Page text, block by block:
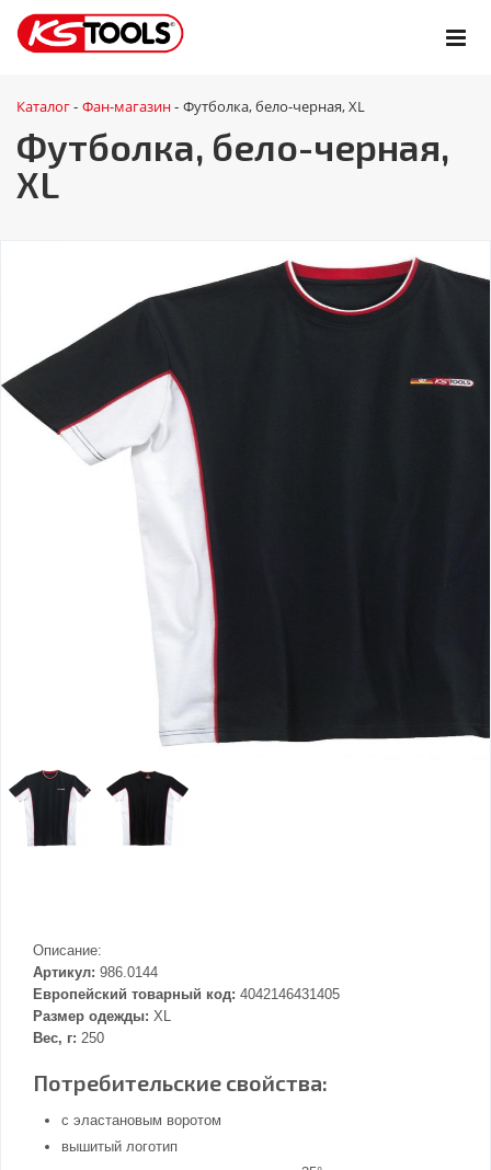
Каталог - Фан-магазин - Футболка, бело-черная, XL
Футболка, бело-черная,
XL
Описание:
Артикул: 986.0144
Европейский товарный код: 4042146431405
Размер одежды: XL
Вес, г: 250
Потребительские свойства:
с эластановым воротом
вышитый логотип